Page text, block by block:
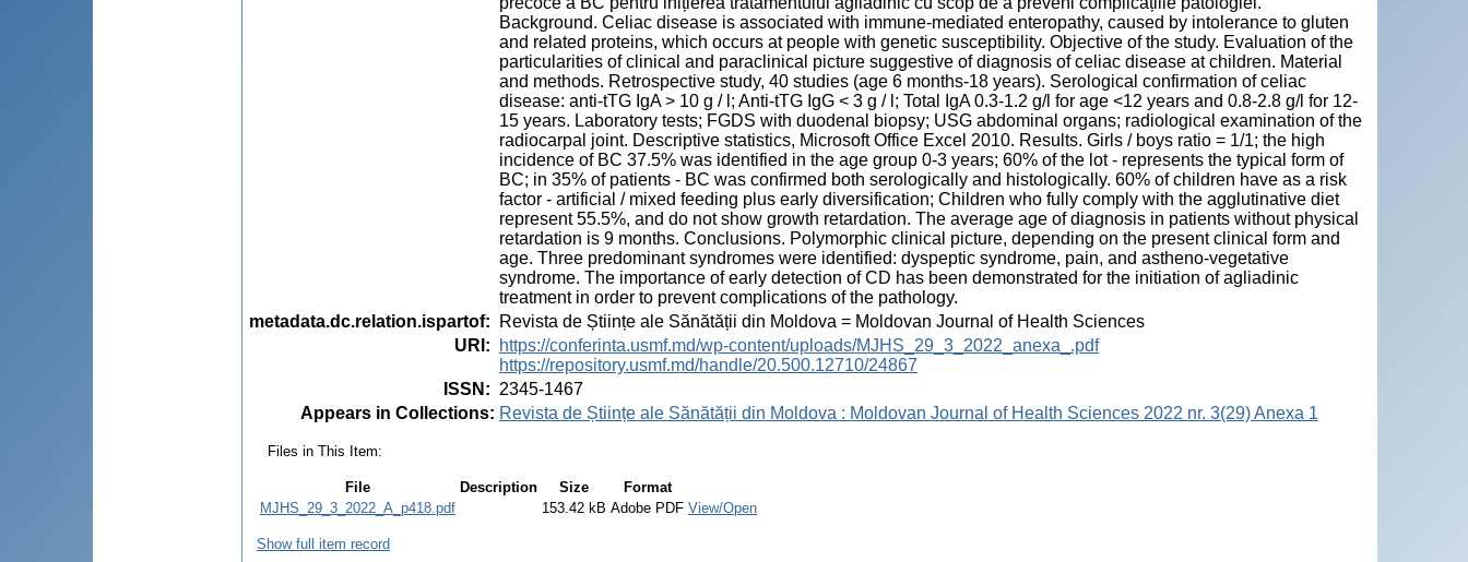
Background. Celiac disease is associated with immune-mediated enteropathy, caused by intolerance to gluten
and related proteins, which occurs at people with genetic susceptibility. Objective of the study. Evaluation of the
particularities of clinical and paraclinical picture suggestive of diagnosis of celiac disease at children. Material
and methods. Retrospective study, 40 studies (age 6 months-18 years). Serological confirmation of celiac
disease: anti-tTG IgA > 10 g / l; Anti-tTG IgG < 3 g / l; Total IgA 0.3-1.2 g/l for age <12 years and 0.8-2.8 g/l for 12-
15 years. Laboratory tests; FGDS with duodenal biopsy; USG abdominal organs; radiological examination of the
radiocarpal joint. Descriptive statistics, Microsoft Office Excel 2010. Results. Girls / boys ratio = 1/1; the high
incidence of BC 37.5% was identified in the age group 0-3 years; 60% of the lot - represents the typical form of
BC; in 35% of patients - BC was confirmed both serologically and histologically. 60% of children have as a risk
factor - artificial / mixed feeding plus early diversification; Children who fully comply with the agglutinative diet
represent 55.5%, and do not show growth retardation. The average age of diagnosis in patients without physical
retardation is 9 months. Conclusions. Polymorphic clinical picture, depending on the present clinical form and
age. Three predominant syndromes were identified: dyspeptic syndrome, pain, and astheno-vegetative
syndrome. The importance of early detection of CD has been demonstrated for the initiation of agliadinic
treatment in order to prevent complications of the pathology.
metadata.dc.relation.ispartof:
Revista de Științe ale Sănătății din Moldova = Moldovan Journal of Health Sciences
URI :
https://conferinta.usmf.md/wp-content/uploads/MJHS_29_3_2022_anexa_.pdf
https://repository.usmf.md/handle/20.500.12710/24867
ISSN : 2345-1467
Appears in Collections: Revista de Științe ale Sănătății din Moldova : Moldovan Journal of Health Sciences 2022 nr. 3(29) Anexa 1
Files in This Item:
File Description Size
Format
MJHS_29_3_2022_A_p418.pdf
153.42 kB Adobe PDF View/Open
Show full item record